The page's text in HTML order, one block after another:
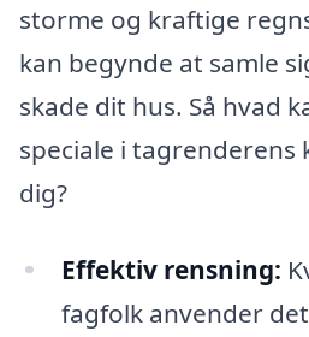
storme og kraftige
kan begynde at samle
skade dit hus. Så hvad
speciale i
dig?
Effektiv rensning:
fagfolk anvender